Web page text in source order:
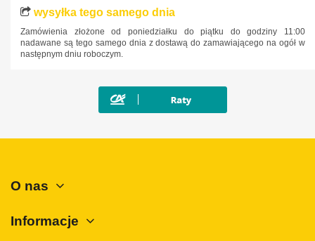
Lexus
MAN
Maxus
Mercedes-Benz
wysyłka tego samego dnia
Zamówienia złożone od poniedziałku do piątku do godziny 11:00
nadawane są tego samego dnia z dostawą do zamawiającego na ogół w
następnym dniu roboczym.
O nas
Informacje